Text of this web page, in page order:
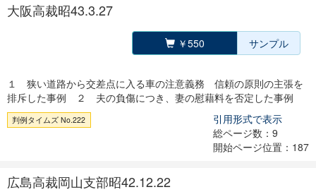
大阪高裁昭43.3.27
￥550 サンプル
１ 狭い道路から交差点に入る車の注意義務 信頼の原則の主張を
排斥した事例 ２ 夫の負傷につき、妻の慰藉料を否定した事例
判例タイムズ No.222
引用形式で表示
総ページ数：9
開始ページ位置：187
広島高裁岡山支部昭42.12.22